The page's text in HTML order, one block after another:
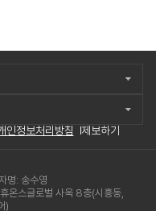
인정보처리방침 제보하기
명: 송수영
온스글로벌 사옥 8층(시흥동,
)